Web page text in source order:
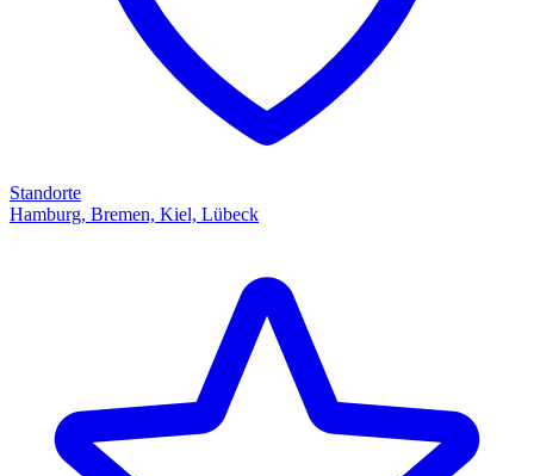
Standorte
Hamburg, Bremen, Kiel, Lübeck